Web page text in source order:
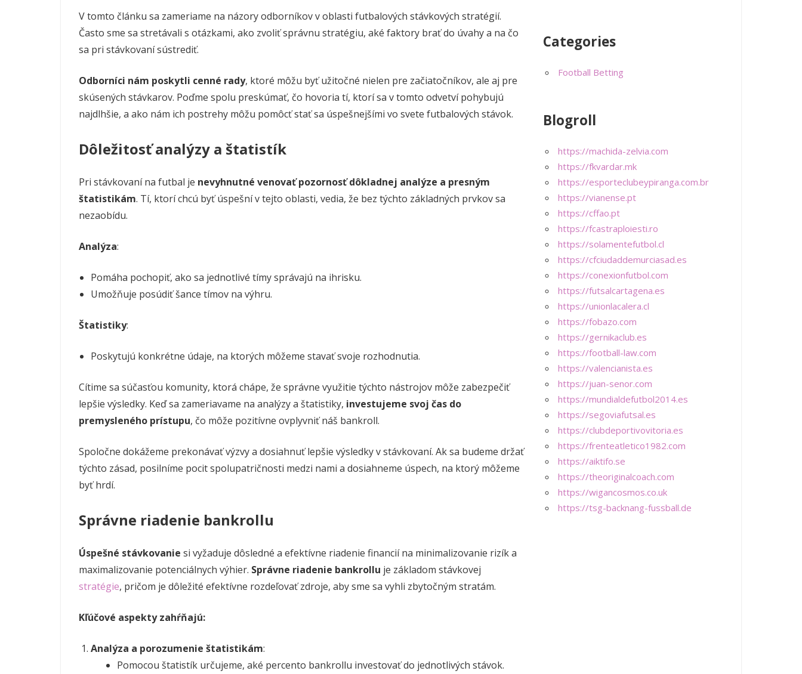
V tomto článku sa zameriame na názory odborníkov v oblasti futbalových stávkových stratégií.
Často sme sa stretávali s otázkami, ako zvoliť správnu stratégiu, aké faktory brať do úvahy a na čo
sa pri stávkovaní sústrediť.
Odborníci nám poskytli cenné rady, ktoré môžu byť užitočné nielen pre začiatočníkov, ale aj pre
skúsených stávkarov. Poďme spolu preskúmať, čo hovoria tí, ktorí sa v tomto odvetví pohybujú
najdlhšie, a ako nám ich postrehy môžu pomôcť stať sa úspešnejšími vo svete futbalových stávok.
Dôležitosť analýzy a štatistík
Pri stávkovaní na futbal je nevyhnutné venovať pozornosť dôkladnej analýze a presným
štatistikám. Tí, ktorí chcú byť úspešní v tejto oblasti, vedia, že bez týchto základných prvkov sa
nezaobídu.
Analýza:
Pomáha pochopiť, ako sa jednotlivé tímy správajú na ihrisku.
Umožňuje posúdiť šance tímov na výhru.
Štatistiky:
Poskytujú konkrétne údaje, na ktorých môžeme stavať svoje rozhodnutia.
Cítime sa súčasťou komunity, ktorá chápe, že správne využitie týchto nástrojov môže zabezpečiť
lepšie výsledky. Keď sa zameriavame na analýzy a štatistiky, investujeme svoj čas do
premysleného prístupu, čo môže pozitívne ovplyvniť náš bankroll.
Spoločne dokážeme prekonávať výzvy a dosiahnuť lepšie výsledky v stávkovaní. Ak sa budeme držať
týchto zásad, posilníme pocit spolupatričnosti medzi nami a dosiahneme úspech, na ktorý môžeme
byť hrdí.
Správne riadenie bankrollu
Úspešné stávkovanie si vyžaduje dôsledné a efektívne riadenie financií na minimalizovanie rizík a
maximalizovanie potenciálnych výhier. Správne riadenie bankrollu je základom stávkovej
stratégie, pričom je dôležité efektívne rozdeľovať zdroje, aby sme sa vyhli zbytočným stratám.
Kľúčové aspekty zahŕňajú:
Analýza a porozumenie štatistikám:
Pomocou štatistík určujeme, aké percento bankrollu investovať do jednotlivých stávok.
Categories
Football Betting
Blogroll
https://machida-zelvia.com
https://fkvardar.mk
https://esporteclubeypiranga.com.br
https://vianense.pt
https://cffao.pt
https://fcastraploiesti.ro
https://solamentefutbol.cl
https://cfciudaddemurciasad.es
https://conexionfutbol.com
https://futsalcartagena.es
https://unionlacalera.cl
https://fobazo.com
https://gernikaclub.es
https://football-law.com
https://valencianista.es
https://juan-senor.com
https://mundialdefutbol2014.es
https://segoviafutsal.es
https://clubdeportivovitoria.es
https://frenteatletico1982.com
https://aiktifo.se
https://theoriginalcoach.com
https://wigancosmos.co.uk
https://tsg-backnang-fussball.de